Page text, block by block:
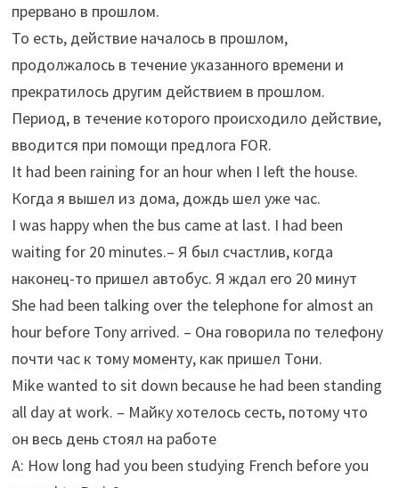
прервано в прошлом.
То есть, действие началось в прошлом,
продолжалось в течение указанного времени и
прекратилось другим действием в прошлом.
Период, в течение которого происходило действие,
вводится при помощи предлога FOR.
It had been raining for an hour when I left the house.
Когда я вышел из дома, дождь шел уже час.
I was happy when the bus came at last. I had been
waiting for 20 minutes.– Я был счастлив, когда
наконец-то пришел автобус. Я ждал его 20 минут
She had been talking over the telephone for almost an
hour before Tony arrived. – Она говорила по телефону
почти час к тому моменту, как пришел Тони.
Mike wanted to sit down because he had been standing
all day at work. – Майку хотелось сесть, потому что
он весь день стоял на работе
A: How long had you been studying French before you